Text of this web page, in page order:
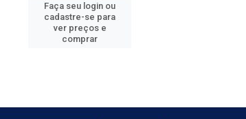
Faça seu login ou
cadastre-se para
ver preços e
comprar